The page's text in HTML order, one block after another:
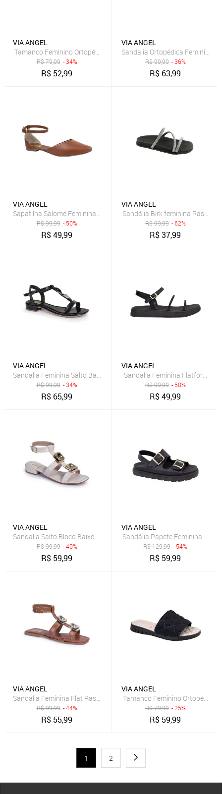
VIA ANGEL
R$79,99 - 34%
R$ 52,99
VIA ANGEL
R$99,99 - 36%
R$ 63,99
VIA ANGEL
Sapatilha Salomé Feminina Bico Fino Casual Versátil Dia a Dia
R$99,99 - 50%
R$49,99
VIA ANGEL
Sandália Birk feminina Rasteira
R$99,99 - 62%
R$37,99
VIA ANGEL
R$99,99 - 34%
R$ 65,99
VIA ANGEL
R$99,99 - 50%
R$49,99
VIA ANGEL
Sandalia Salto Bloco Baixo Feminino Enfeite Metalizado Fashion
R$99,99 - 40%
R$ 59,99
VIA ANGEL
Sandália Papete Feminina
R$129,99 - 54%
R$ 59,99
VIA ANGEL
Sandalia Feminina Flat Rasteira de Tira Detalhe Sofisticado Leve
R$99,99 - 44%
R$ 55,99
VIA ANGEL
R$79,99 - 25%
R$ 59,99
1 2